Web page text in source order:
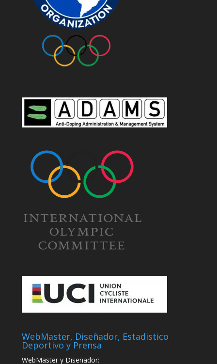
WebMaster, Diseñador, Estadistico
Deportivo y Prensa
WebMaster y Diseñador: